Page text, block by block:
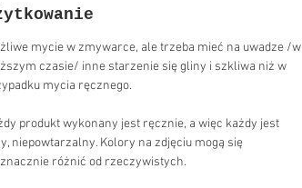
mycie w zmywarce, ale trzeba mieć na uwadze /w
czasie/ inne starzenie się gliny i szkliwa niż w
mycia ręcznego.
produkt wykonany jest ręcznie, a więc każdy jest
niepowtarzalny. Kolory na zdjęciu mogą się
różnić od rzeczywistych.